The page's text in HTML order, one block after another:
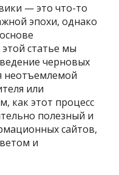
— это что-то
эпохи, однако
этой статье мы
черновых
неотъемлемой
или
как этот процесс
полезный и
сайтов,
и